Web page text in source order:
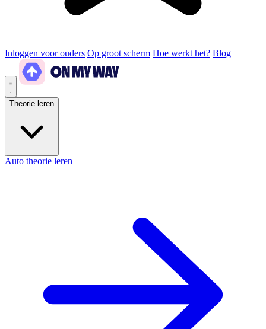
Inloggen voor ouders Op groot scherm Hoe werkt het? Blog
Theorie leren
Auto theorie leren